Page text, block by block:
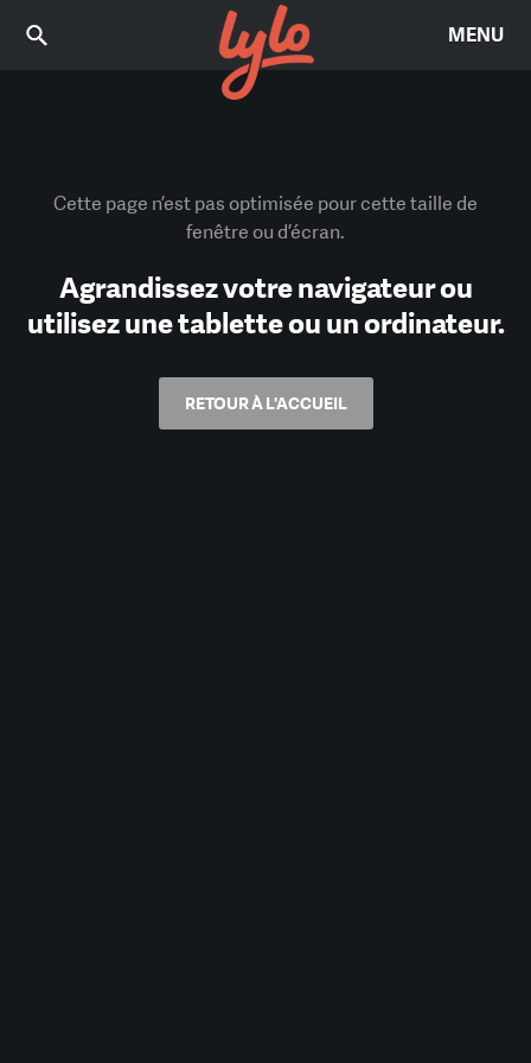
MENU
Cette page n’est pas optimisée pour cette taille de
fenêtre ou d’écran.
Agrandissez votre navigateur ou
utilisez une tablette ou un ordinateur.
RETOUR À L'ACCUEIL